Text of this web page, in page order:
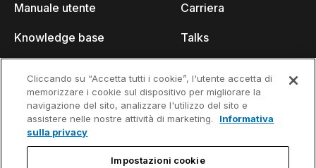
Manuale utente
Knowledge base
Video tutorials
Content hub
Carriera
Talks
Developer blog
Contattaci
Cliccando su “Accetta tutti i cookie”, l'utente accetta di
memorizzare i cookie sul dispositivo per migliorare la
navigazione del sito, analizzare l'utilizzo del sito e
assistere nelle nostre attività di marketing.
Informativa
sulla privacy
Impostazioni cookie